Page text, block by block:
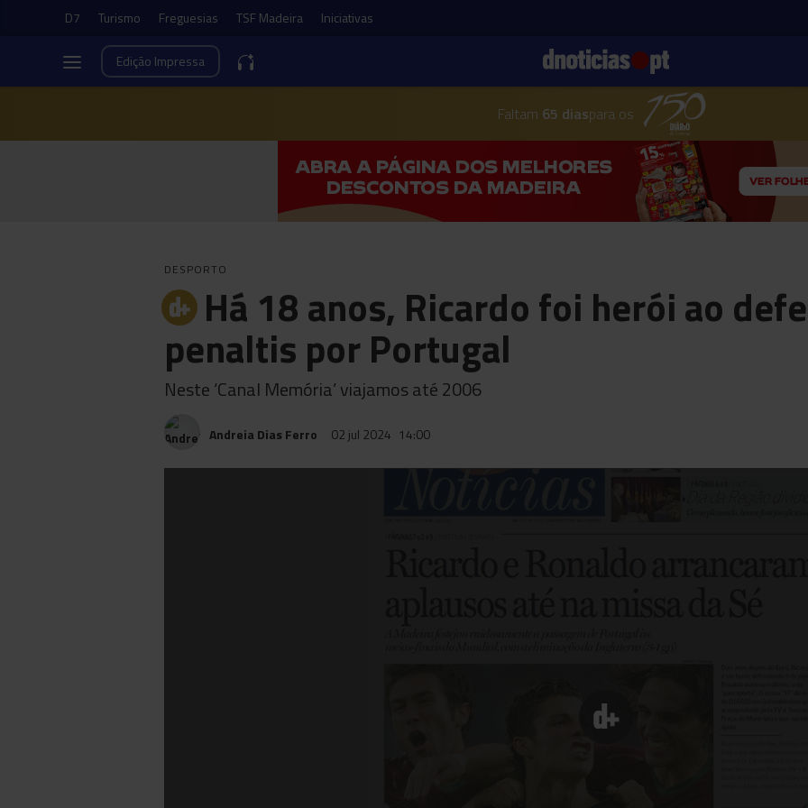
D7 Turismo Freguesias TSF Madeira Iniciativas
Edição Impressa
Faltam 65 diaspara os
DESPORTO
Há 18 anos, Ricardo foi herói ao
penaltis por Portugal
Neste ‘Canal Memória’ viajamos até 2006
Andreia Dias Ferro 02 jul 2024 14:00